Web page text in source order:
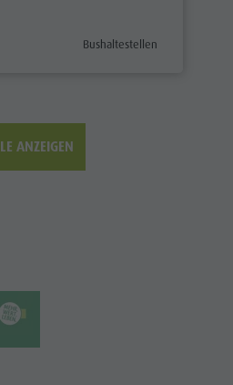
aria.poi_category_prefix
Bushaltestellen
ANZEIGEN